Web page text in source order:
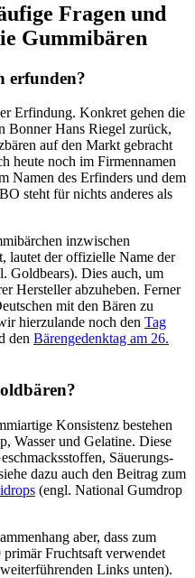
Fragen und
Gummibären
erfunden?
Erfindung. Konkret gehen die
Bonner Hans Riegel zurück,
auf den Markt gebracht
heute noch im Firmennamen
Namen des Erfinders und dem
steht für nichts anderes als
inzwischen
lautet der offizielle Name der
Goldbears). Dies auch, um
Hersteller abzuheben. Ferner
mit den Bären zu
hierzulande noch den Tag
den Bärengedenktag am 26.
Konsistenz bestehen
Wasser und Gelatine. Diese
Säuerungs-
dazu auch den Beitrag zum
(engl. National Gumdrop
aber, dass zum
Fruchtsaft verwendet
Links unten).